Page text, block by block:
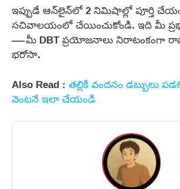
ఇప్పుడే ఆన్‌లైన్‌లో 2 నిమిషాల్లో పూర్తి
సచివాలయంలో చేయించుకోండి. ఇది మీ
—మీ DBT ప్రయోజనాలు నిరాటంకంగా
భరోసా.
Also Read : తల్లికి వందనం డబ్బులు
వెంటనే ఇలా చేయండి